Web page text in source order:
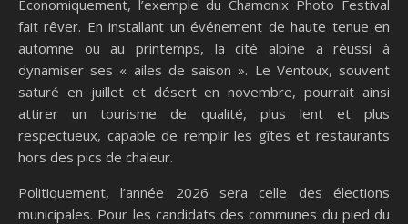
Économiquement, l’exemple du Chamonix Photo Festival
fait rêver. En installant un événement de haute tenue en
automne ou au printemps, la cité alpine a réussi à
dynamiser ses « ailes de saison ». Le Ventoux, souvent
saturé en juillet et désert en novembre, pourrait ainsi
attirer un tourisme de qualité, plus lent et plus
respectueux, capable de remplir les gîtes et restaurants
hors des pics de chaleur.
Politiquement, l’année 2026 sera celle des élections
municipales. Pour les candidats des communes du pied du